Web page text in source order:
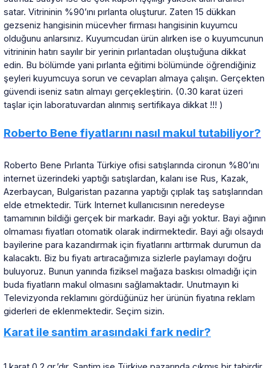
satar. Vitrininin %90’ını pırlanta oluşturur. Zaten 15 dükkan
gezseniz hangisinin mücevher firması hangisinin kuyumcu
olduğunu anlarsınız. Kuyumcudan ürün alırken ise o kuyumcunun
vitrininin hatırı sayılır bir yerinin pırlantadan oluştuğuna dikkat
edin. Bu bölümde yani pırlanta eğitimi bölümünde öğrendiğiniz
şeyleri kuyumcuya sorun ve cevapları almaya çalışın. Gerçekten
güvendi iseniz satın almayı gerçekleştirin. (0.30 karat üzeri
taşlar için laboratuvardan alınmış sertifikaya dikkat !!! )
Roberto Bene fiyatlarını nasıl makul tutabiliyor?
Roberto Bene Pırlanta Türkiye ofisi satışlarında cironun %80’ını
internet üzerindeki yaptığı satışlardan, kalanı ise Rus, Kazak,
Azerbaycan, Bulgaristan pazarına yaptığı çıplak taş satışlarından
elde etmektedir. Türk Internet kullanıcısının neredeyse
tamamının bildiği gerçek bir markadır. Bayi ağı yoktur. Bayi ağının
olmaması fiyatları otomatik olarak indirmektedir. Bayi ağı olsaydı
bayilerine para kazandırmak için fiyatlarını arttırmak durumun da
kalacaktı. Biz bu fiyatı artıracağımıza sizlerle paylamayı doğru
buluyoruz. Bunun yanında fiziksel mağaza baskısı olmadığı için
buda fiyatların makul olmasını sağlamaktadır. Unutmayın ki
Televizyonda reklamını gördüğünüz her ürünün fiyatına reklam
giderleri de eklenmektedir. Seçim sizin.
Karat ile santim arasındaki fark nedir?